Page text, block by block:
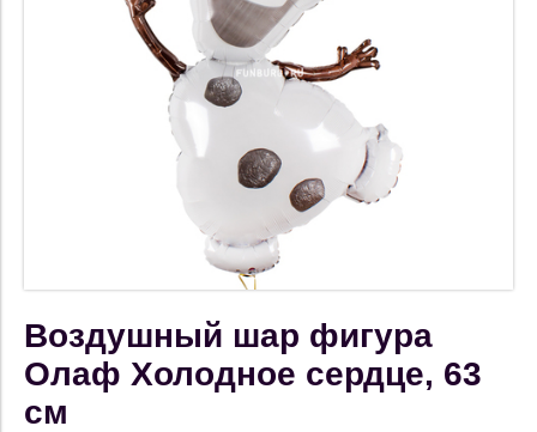
Воздушный шар фигура
Олаф Холодное сердце, 63
см